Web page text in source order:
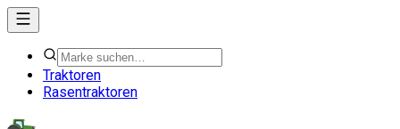
Traktoren
Rasentraktoren